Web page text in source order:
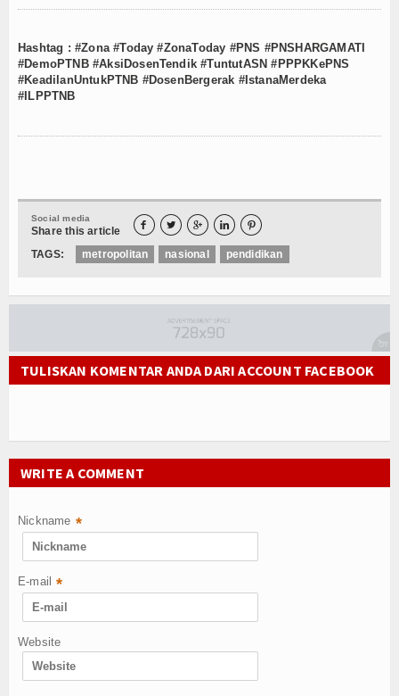
Hashtag : #Zona #Today #ZonaToday #PNS #PNSHARGAMATI
#DemoPTNB #AksiDosenTendik #TuntutASN #PPPKKePNS
#KeadilanUntukPTNB #DosenBergerak #IstanaMerdeka
#ILPPTNB
Social media
Share this article     
TAGS: metropolitan nasional pendidikan
TULISKAN KOMENTAR ANDA DARI ACCOUNT FACEBOOK
WRITE A COMMENT
Nickname *
E-mail *
Website